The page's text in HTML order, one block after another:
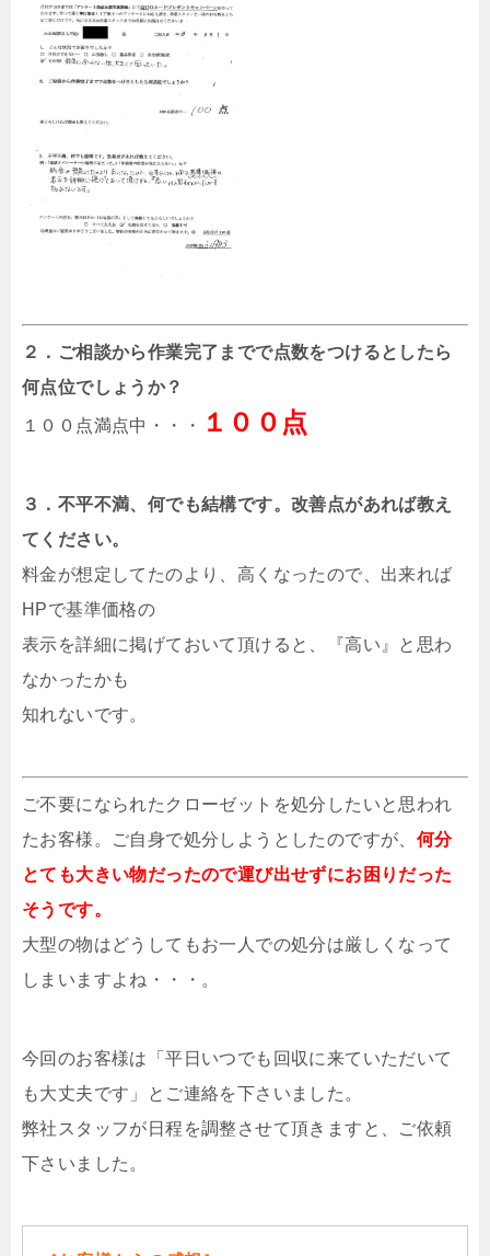
２．ご相談から作業完了までで点数をつけるとしたら
何点位でしょうか？
１００点満点中・・・ １００点
３．不平不満、何でも結構です。改善点があれば教え
てください。
料金が想定してたのより、高くなったので、出来れば
HPで基準価格の
表示を詳細に掲げておいて頂けると、『高い』と思わ
なかったかも
知れないです。
ご不要になられたクローゼットを処分したいと思われ
たお客様。ご自身で処分しようとしたのですが、 何分
とても大きい物だったので運び出せずにお困りだった
そうです。
大型の物はどうしてもお一人での処分は厳しくなって
しまいますよね・・・。
今回のお客様は「平日いつでも回収に来ていただいて
も大丈夫です」とご連絡を下さいました。
弊社スタッフが日程を調整させて頂きますと、ご依頼
下さいました。